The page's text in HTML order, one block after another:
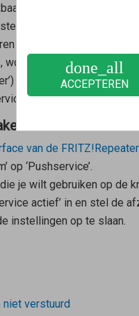
is via poort 25, voer
schakel da de optie
van e-mails testen na
de testmail
of ‘Toepassen’ en
is nu ingesteld en de
van de FRITZ!Repeater
op ‘Pushservice’.
je wilt gebruiken op de
actief’ in en stel de
instellingen op te slaan.
verstuurd
done_all
ACCEPTEREN